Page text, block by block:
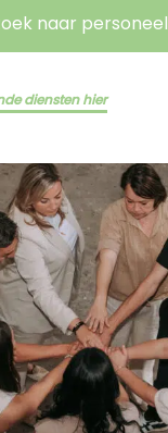
naar personeel
diensten hier